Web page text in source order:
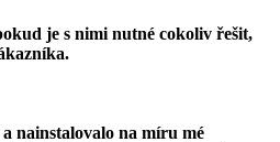
je s nimi nutné cokoliv řešit,
nainstalovalo na míru mé